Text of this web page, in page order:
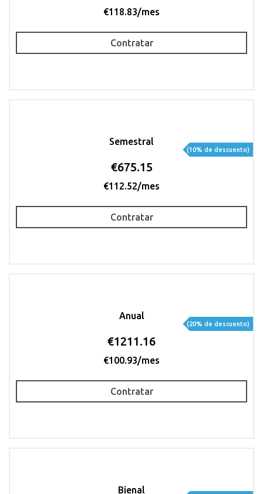
€118.83/mes
Contratar
Semestral
€675.15
€112.52/mes
(10% de descuento)
Contratar
Anual
€1211.16
€100.93/mes
(20% de descuento)
Contratar
Bienal